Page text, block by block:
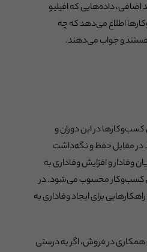
اضافی، داده‌هایی که افیلیو
اطلاع می‌دهد که چه
و جواب می‌دهند.
در این دوران و
مقابل حفظ و نگه‌داشت
وفادار و افزایش وفاداری به
کسب‌وکار محسوب می‌شود. در
برای ایجاد وفاداری به
در فروش، اگر به درستی